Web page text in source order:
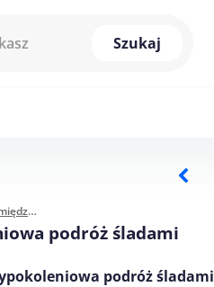
Szukaj
PIEŃSK - Za nami międzypokoleniowa podróż śladami Ducha Gór!
podróż śladami
podróż śladami